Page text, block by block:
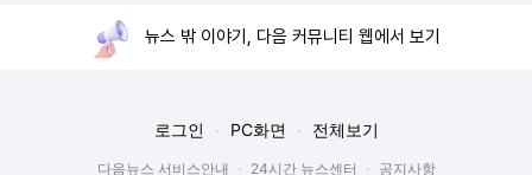
뉴스 밖 이야기, 다음 커뮤니티 웹에서 보기
로그인 PC화면 전체보기
다음뉴스 서비스안내 24시간 뉴스센터 공지사항